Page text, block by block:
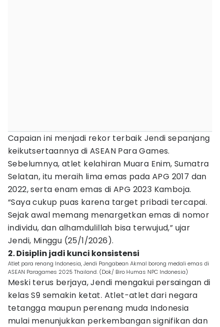
Capaian ini menjadi rekor terbaik Jendi sepanjang
keikutsertaannya di ASEAN Para Games.
Sebelumnya, atlet kelahiran Muara Enim, Sumatra
Selatan, itu meraih lima emas pada APG 2017 dan
2022, serta enam emas di APG 2023 Kamboja.
“Saya cukup puas karena target pribadi tercapai.
Sejak awal memang menargetkan emas di nomor
individu, dan alhamdulillah bisa terwujud,” ujar
Jendi, Minggu (25/1/2026).
2. Disiplin jadi kunci konsistensi
Atlet para renang Indonesia, Jendi Pangabean Akmal borong medali emas di
ASEAN Paragames 2025 Thailand. (Dok/ Biro Humas NPC Indonesia)
Meski terus berjaya, Jendi mengakui persaingan di
kelas S9 semakin ketat. Atlet-atlet dari negara
tetangga maupun perenang muda Indonesia
mulai menunjukkan perkembangan signifikan dan